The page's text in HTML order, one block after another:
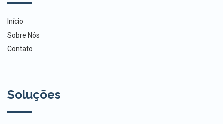
Início
Sobre Nós
Contato
Soluções